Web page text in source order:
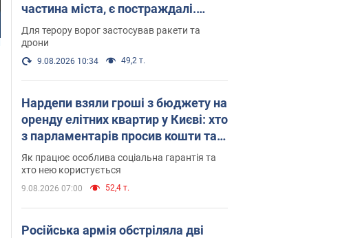
частина міста, є постраждалі.
Фото та відео
Для терору ворог застосував ракети та
дрони
9.08.2026 10:34 49,2 т.
Нардепи взяли гроші з бюджету на
оренду елітних квартир у Києві: хто
з парламентарів просив кошти та
де поселився
Як працює особлива соціальна гарантія та
хто нею користується
9.08.2026 07:00 52,4 т.
Російська армія обстріляла дві